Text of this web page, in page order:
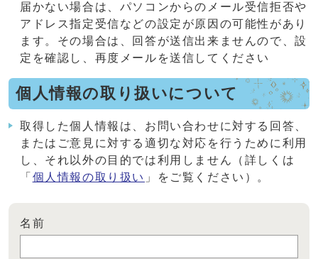
届かない場合は、パソコンからのメール受信拒否や
アドレス指定受信などの設定が原因の可能性があり
ます。その場合は、回答が送信出来ませんので、設
定を確認し、再度メールを送信してください
個人情報の取り扱いについて
取得した個人情報は、お問い合わせに対する回答、
またはご意見に対する適切な対応を行うために利用
し、それ以外の目的では利用しません（詳しくは
「 個人情報の取り扱い 」をご覧ください）。
名前